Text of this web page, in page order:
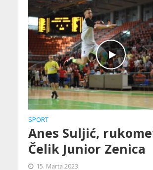
SPORT
Anes Suljić,
Čelik Junior Zenica
15. Marta 2023.